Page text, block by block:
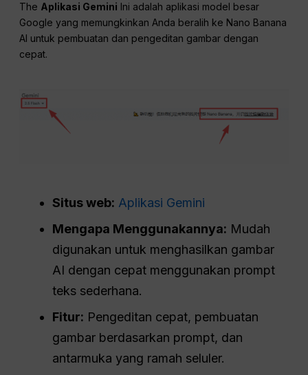
The Aplikasi Gemini Ini adalah aplikasi model besar
Google yang memungkinkan Anda beralih ke Nano Banana
AI untuk pembuatan dan pengeditan gambar dengan
cepat.
Situs web: Aplikasi Gemini
Mengapa Menggunakannya: Mudah
digunakan untuk menghasilkan gambar
AI dengan cepat menggunakan prompt
teks sederhana.
Fitur: Pengeditan cepat, pembuatan
gambar berdasarkan prompt, dan
antarmuka yang ramah seluler.